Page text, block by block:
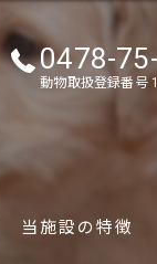
0478-
動物取扱登録番号
当施設の特徴